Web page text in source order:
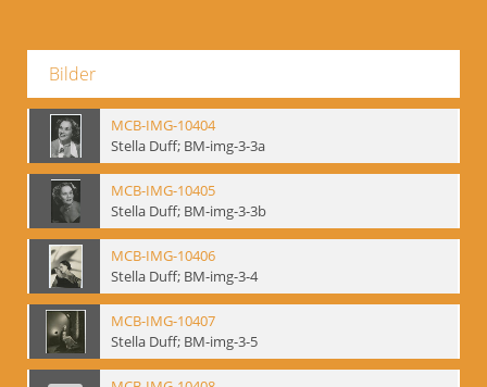
Bilder
MCB-IMG-10404
Stella Duff; BM-img-3-3a
MCB-IMG-10405
Stella Duff; BM-img-3-3b
MCB-IMG-10406
Stella Duff; BM-img-3-4
MCB-IMG-10407
Stella Duff; BM-img-3-5